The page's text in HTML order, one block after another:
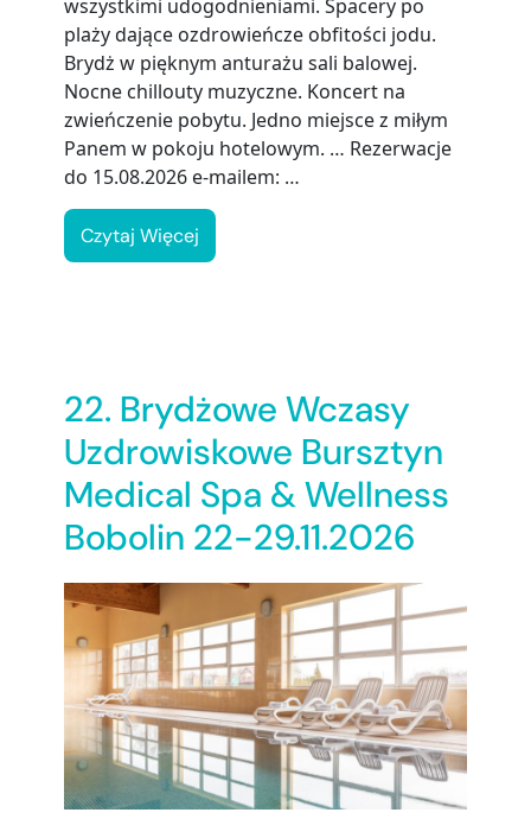
wszystkimi udogodnieniami. Spacery po
plaży dające ozdrowieńcze obfitości jodu.
Brydż w pięknym anturażu sali balowej.
Nocne chillouty muzyczne. Koncert na
zwieńczenie pobytu. Jedno miejsce z miłym
Panem w pokoju hotelowym. … Rezerwacje
do 15.08.2026 e-mailem: …
Czytaj Więcej
22. Brydżowe Wczasy
Uzdrowiskowe Bursztyn
Medical Spa & Wellness
Bobolin 22-29.11.2026